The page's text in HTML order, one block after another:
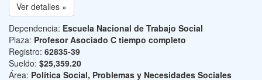
Ver detalles »
Dependencia: Escuela Nacional de Trabajo Social
Plaza: Profesor Asociado C tiempo completo
Registro: 62835-39
Sueldo: $25,359.20
Área: Política Social, Problemas y Necesidades Sociales